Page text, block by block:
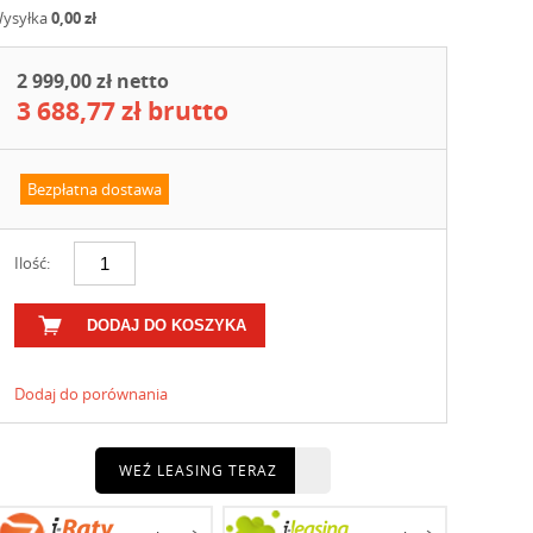
0,00 zł
2 999,00 zł netto
3 688,77 zł brutto
Bezpłatna dostawa
Ilość:
DODAJ DO KOSZYKA
Dodaj do porównania
WEŹ LEASING TERAZ